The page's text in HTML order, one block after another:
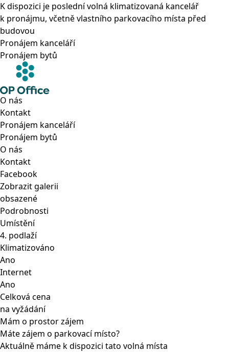
K dispozici je poslední volná klimatizovaná kancelář
k pronájmu, včetně vlastního parkovacího místa před
budovou
Pronájem kanceláří
Pronájem bytů
O nás
Kontakt
Pronájem kanceláří
Pronájem bytů
O nás
Kontakt
Facebook
Zobrazit galerii
obsazené
Podrobnosti
Umístění
4. podlaží
Klimatizováno
Ano
Internet
Ano
Celková cena
na vyžádání
Mám o prostor zájem
Máte zájem o parkovací místo?
Aktuálně máme k dispozici tato volná místa